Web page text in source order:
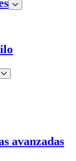
avanzadas